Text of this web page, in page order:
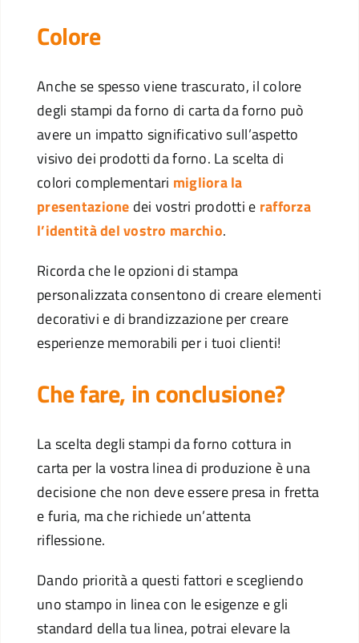
Colore
Anche se spesso viene trascurato, il colore
degli stampi da forno di carta da forno può
avere un impatto significativo sull’aspetto
visivo dei prodotti da forno. La scelta di
colori complementari migliora la
presentazione dei vostri prodotti e rafforza
l’identità del vostro marchio.
Ricorda che le opzioni di stampa
personalizzata consentono di creare elementi
decorativi e di brandizzazione per creare
esperienze memorabili per i tuoi clienti!
Che fare, in conclusione?
La scelta degli stampi da forno cottura in
carta per la vostra linea di produzione è una
decisione che non deve essere presa in fretta
e furia, ma che richiede un’attenta
riflessione.
Dando priorità a questi fattori e scegliendo
uno stampo in linea con le esigenze e gli
standard della tua linea, potrai elevare la